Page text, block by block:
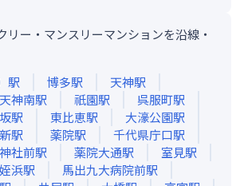
リー・マンスリーマンションを沿線・
駅 博多駅 天神駅
天神南駅 祇園駅 呉服町駅
駅 東比恵駅 大濠公園駅
駅 薬院駅 千代県庁口駅
社前駅 薬院大通駅 室見駅
姪浜駅 馬出九大病院前駅